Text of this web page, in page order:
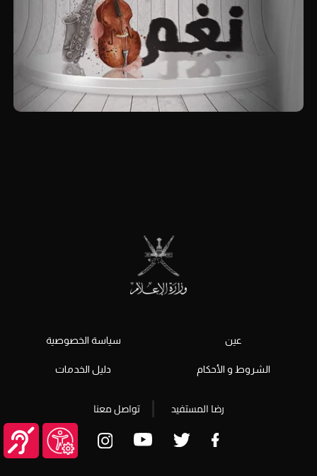
عين
الشروط و الأحكام
سياسة الخصوصية
دليل الخدمات
رضا المستفيد تواصل معنا